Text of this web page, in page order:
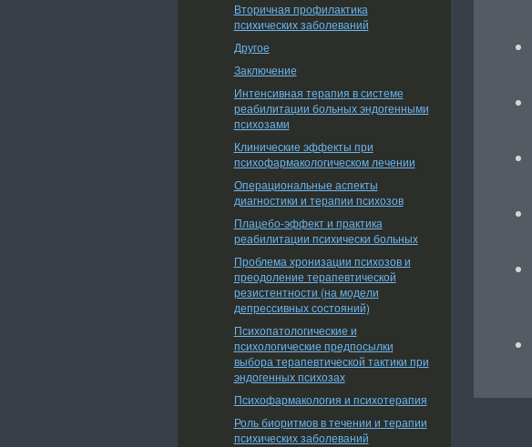
Вторичная профилактика
психических заболеваний
Другое
Заключение
Интенсивная терапия в системе
реабилитации больных эндогенными
психозами
Клинические эффекты при
психофармакологическом лечении
Операциональные аспекты
диагностики и терапии психозов
Плацебо-эффект и практика
реабилитации психически больных
Проблема хронизации психозов и
преодоление терапевтической
резистентности (на модели
депрессивных состояний)
Психопатологические и
психологические предпосылки
выбора терапевтической тактики при
эндогенных психозах
Психофармакология и психотерапия
Роль биоритмов в течении и терапии
психических заболеваний